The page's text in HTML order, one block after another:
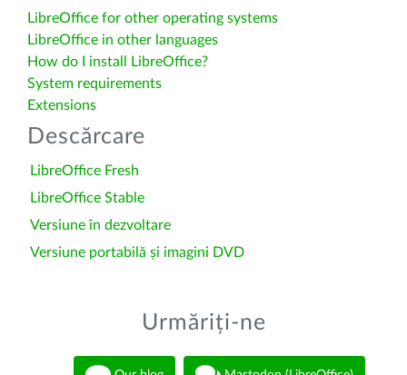
LibreOffice for other operating systems
LibreOffice in other languages
How do I install LibreOffice?
System requirements
Extensions
Descărcare
LibreOffice Fresh
LibreOffice Stable
Versiune în dezvoltare
Versiune portabilă și imagini DVD
Urmăriți-ne